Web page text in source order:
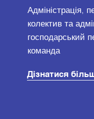
Адміністрація,
колектив та
господарський
команда
Дізнатися